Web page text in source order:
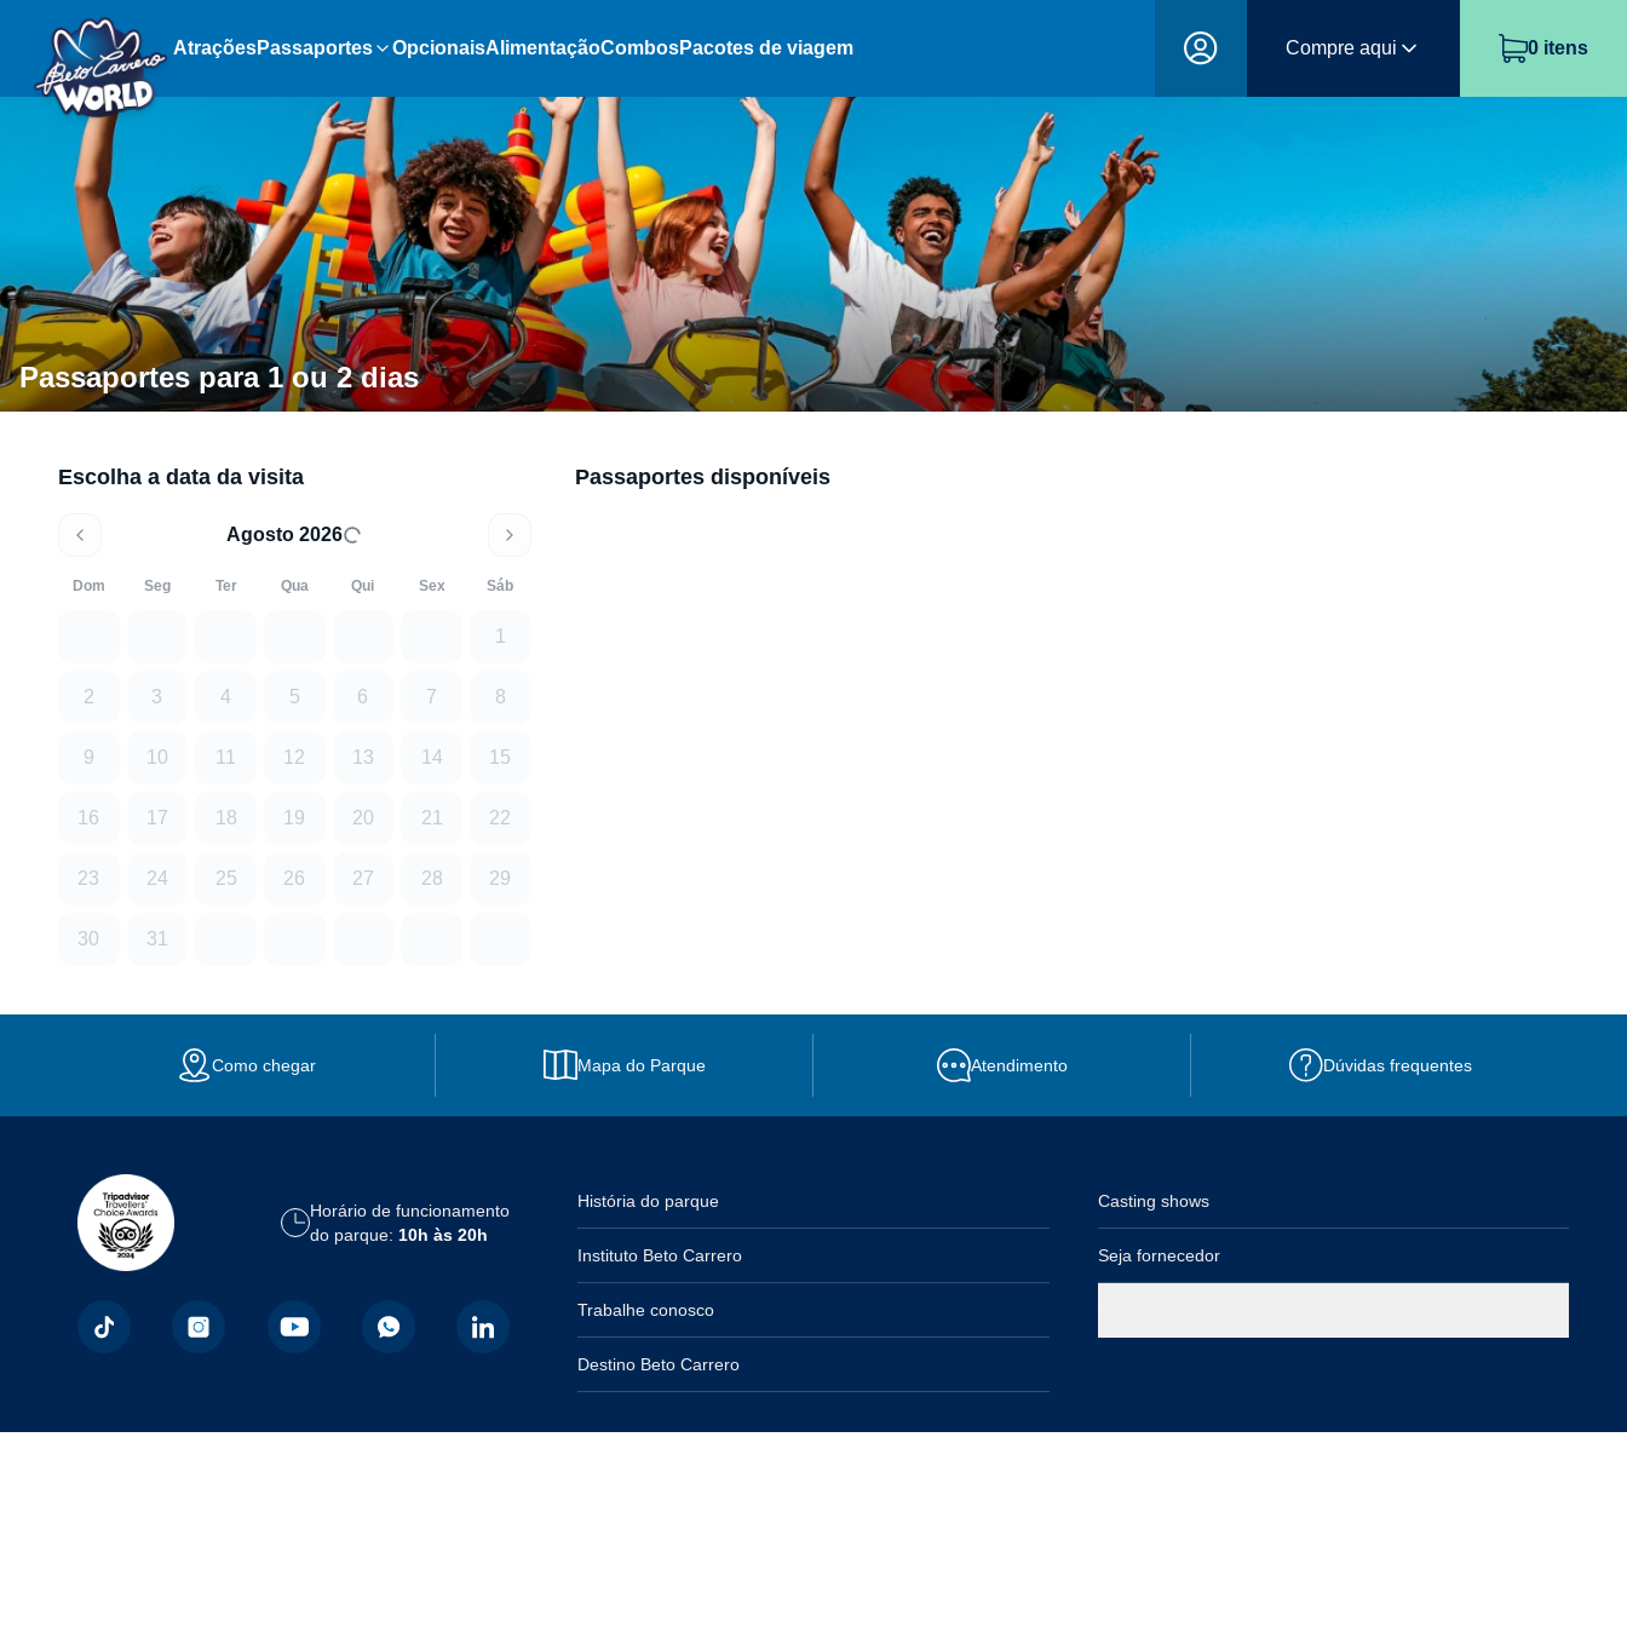
AtraçõesPassaportes OpcionaisAlimentaçãoCombosPacotes de viagem Compre aqui 0 itens
Passaportes para 1 ou 2 dias
Escolha a data da visita
Agosto 2026
Dom Seg Ter Qua Qui Sex Sáb
1
2 3 4 5 6 7 8
9 10 11 12 13 14 15
16 17 18 19 20 21 22
23 24 25 26 27 28 29
30 31
Passaportes disponíveis
Como chegar Mapa do Parque Atendimento Dúvidas frequentes
Horário de funcionamento
do parque: 10h às 20h
História do parque
Instituto Beto Carrero
Trabalhe conosco
Destino Beto Carrero
Casting shows
Seja fornecedor